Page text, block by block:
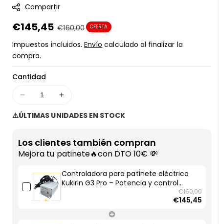
Compartir
Precio
en
oferta
€145,45 Precio
regular
€160,00 OFERTA
Impuestos incluidos.Envío calculado al finalizar la
compra.
Cantidad
Disminuir
cantidad
para
para
patinete
eléctrico
Kukirin
G3
Pro
Aumentar
para
para
patinete
Kukirin
G3
⚠️ÚLTIMAS UNIDADES EN STOCK
Los clientes también compran
Mejora tu patinete🔥con DTO 10€ 💸
Controladora para patinete eléctrico
Kukirin G3 Pro – Potencia y control
€160,00
€145,45